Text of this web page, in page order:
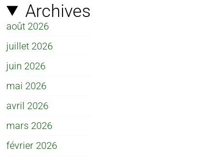
Archives
août 2026
juillet 2026
juin 2026
mai 2026
avril 2026
mars 2026
février 2026